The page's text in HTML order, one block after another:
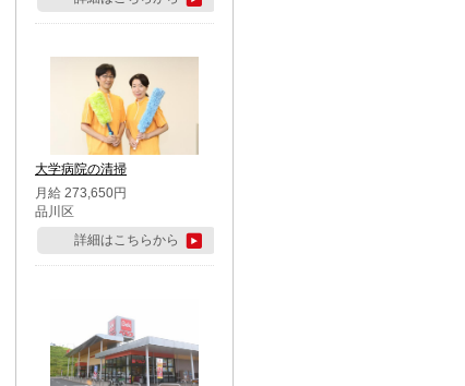
大学病院の清掃
月給 273,650円
品川区
詳細はこちらから